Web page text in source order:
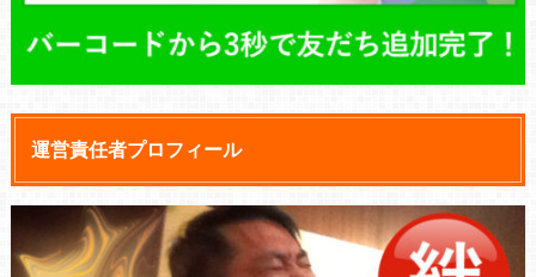
運営責任者プロフィール